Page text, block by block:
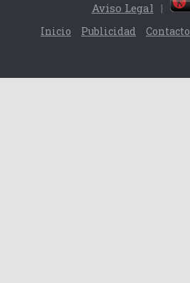
Aviso Legal |
Inicio Publicidad Contacto